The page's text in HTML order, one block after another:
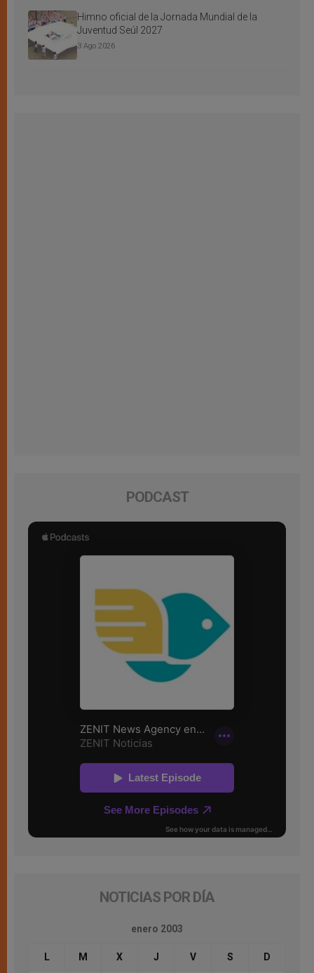
Himno oficial de la Jornada Mundial de la
Juventud Seúl 2027
3 Ago 2026
PODCAST
NOTICIAS POR DÍA
enero 2003
L M X J V S D